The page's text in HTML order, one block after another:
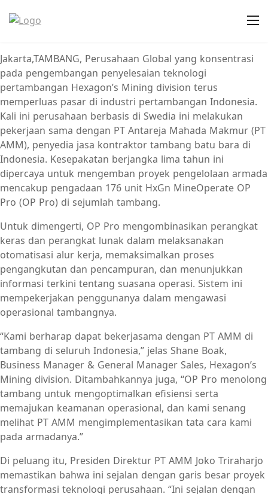
Jakarta,TAMBANG, Perusahaan Global yang konsentrasi
pada pengembangan penyelesaian teknologi
pertambangan Hexagon’s Mining division terus
memperluas pasar di industri pertambangan Indonesia.
Kali ini perusahaan berbasis di Swedia ini melakukan
pekerjaan sama dengan PT Antareja Mahada Makmur (PT
AMM), penyedia jasa kontraktor tambang batu bara di
Indonesia. Kesepakatan berjangka lima tahun ini
dipercaya untuk mengemban proyek pengelolaan armada
mencakup pengadaan 176 unit HxGn MineOperate OP
Pro (OP Pro) di sejumlah tambang.
Untuk dimengerti, OP Pro mengombinasikan perangkat
keras dan perangkat lunak dalam melaksanakan
otomatisasi alur kerja, memaksimalkan proses
pengangkutan dan pencampuran, dan menunjukkan
informasi terkini tentang suasana operasi. Sistem ini
mempekerjakan penggunanya dalam mengawasi
operasional tambangnya.
“Kami berharap dapat bekerjasama dengan PT AMM di
tambang di seluruh Indonesia,” jelas Shane Boak,
Business Manager & General Manager Sales, Hexagon’s
Mining division. Ditambahkannya juga, “OP Pro menolong
tambang untuk mengoptimalkan efisiensi serta
memajukan keamanan operasional, dan kami senang
melihat PT AMM mengimplementasikan tata cara kami
pada armadanya.”
Di peluang itu, Presiden Direktur PT AMM Joko Triraharjo
memastikan bahwa ini sejalan dengan garis besar proyek
transformasi teknologi perusahaan. “Ini sejalan dengan